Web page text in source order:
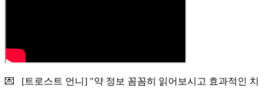
💌 [트로스트 언니] "약 정보 꼼꼼히 읽어보시고 효과적인 치